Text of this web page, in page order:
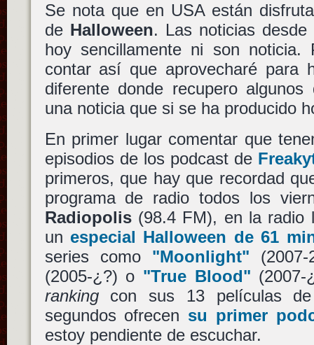
Se nota que en USA están
de Halloween. Las noticias
hoy sencillamente ni son
contar así que aprovecharé para
diferente donde recupero
una noticia que si se ha producido
En primer lugar comentar que
episodios de los podcast de
primeros, que hay que recordad
programa de radio todos los
Radiopolis(98.4 FM), en la radio
un especial Halloween de 61
series como "Moonlight"
(2005-¿?) o "True Blood"
rankingcon sus 13 películas de
segundos ofrecen su primer
estoy pendiente de escuchar.